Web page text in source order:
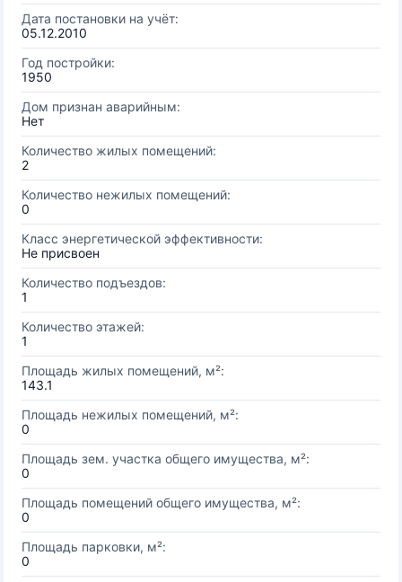
Дата постановки на учёт:
05.12.2010
Год постройки:
1950
Дом признан аварийным:
Нет
Количество жилых помещений:
2
Количество нежилых помещений:
0
Класс энергетической эффективности:
Не присвоен
Количество подъездов:
1
Количество этажей:
1
Площадь жилых помещений, м²:
143.1
Площадь нежилых помещений, м²:
0
Площадь зем. участка общего имущества, м²:
0
Площадь помещений общего имущества, м²:
0
Площадь парковки, м²:
0